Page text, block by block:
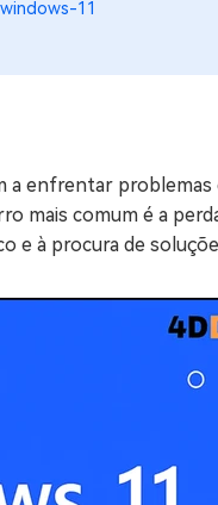
inúteis no Mac
windows-11
a enfrentar problemas
mais comum é a
e à procura de